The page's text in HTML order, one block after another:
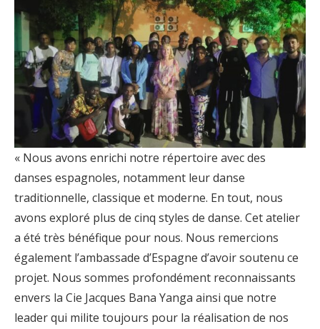
« Nous avons enrichi notre répertoire avec des
danses espagnoles, notamment leur danse
traditionnelle, classique et moderne. En tout, nous
avons exploré plus de cinq styles de danse. Cet atelier
a été très bénéfique pour nous. Nous remercions
également l’ambassade d’Espagne d’avoir soutenu ce
projet. Nous sommes profondément reconnaissants
envers la Cie Jacques Bana Yanga ainsi que notre
leader qui milite toujours pour la réalisation de nos